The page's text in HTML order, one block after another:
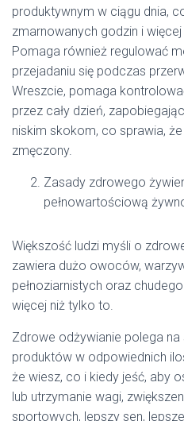
produktywnym w ciągu dnia,
zmarnowanych godzin i
Pomaga również regulować
przejadaniu się podczas
Wreszcie, pomaga
przez cały dzień,
niskim skokom, co sprawia,
zmęczony.
Zasady zdrowego
pełnowartościową
Większość ludzi myśli o
zawiera dużo owoców,
pełnoziarnistych oraz
więcej niż tylko to.
Zdrowe odżywianie polega
produktów w odpowiednich
że wiesz, co i kiedy jeść, aby
lub utrzymanie wagi,
sportowych, lepszy sen,